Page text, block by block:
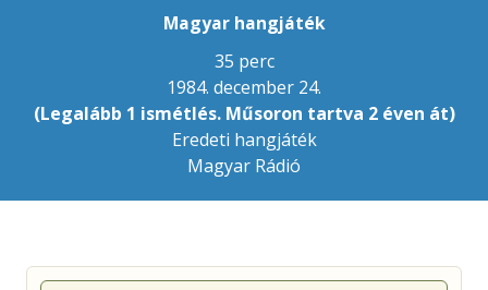
Magyar hangjáték
35 perc
1984. december 24.
(Legalább 1 ismétlés. Műsoron tartva 2 éven át)
Eredeti hangjáték
Magyar Rádió